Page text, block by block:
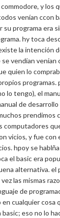
y los
venían ccon
su programa era
hy toca
la intención
vendían venían
quien lo
programas.
lo tengo), el
de desarrollo
prendimos
computadores
vicios, y fue con
hpoy se
el basic era
alternativa. el
las mismas
de
en cualquier cosa
basic; eso no lo